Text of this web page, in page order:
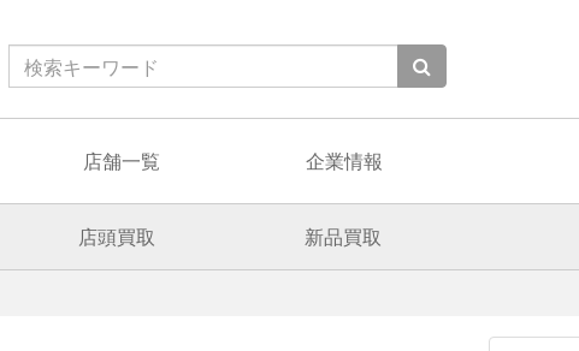
店舗一覧 企業情報
店頭買取 新品買取